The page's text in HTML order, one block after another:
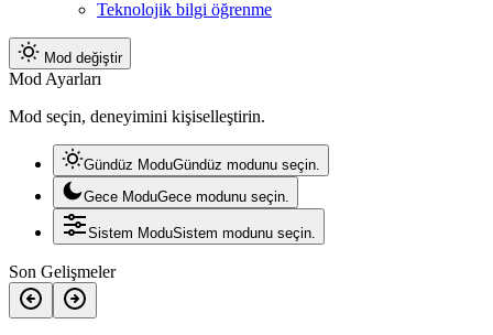
Teknolojik bilgi öğrenme
Mod değiştir
Mod Ayarları
Mod seçin, deneyimini kişiselleştirin.
Gündüz ModuGündüz modunu seçin.
Gece ModuGece modunu seçin.
Sistem ModuSistem modunu seçin.
Son Gelişmeler